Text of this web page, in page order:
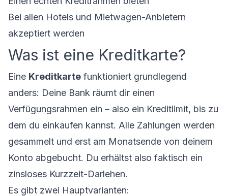
Bei allen Hotels und Mietwagen-Anbietern
akzeptiert werden
Was ist eine Kreditkarte?
Eine Kreditkarte funktioniert grundlegend
anders: Deine Bank räumt dir einen
Verfügungsrahmen ein – also ein Kreditlimit, bis zu
dem du einkaufen kannst. Alle Zahlungen werden
gesammelt und erst am Monatsende von deinem
Konto abgebucht. Du erhältst also faktisch ein
zinsloses Kurzzeit-Darlehen.
Es gibt zwei Hauptvarianten: